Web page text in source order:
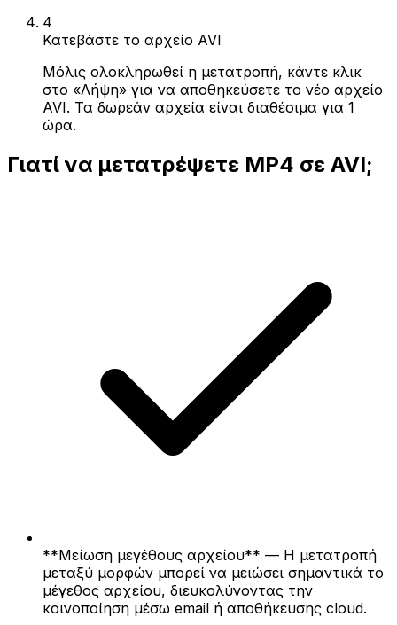
4
Κατεβάστε το αρχείο AVI
Μόλις ολοκληρωθεί η μετατροπή, κάντε κλικ
στο «Λήψη» για να αποθηκεύσετε το νέο αρχείο
AVI. Τα δωρεάν αρχεία είναι διαθέσιμα για 1
ώρα.
Γιατί να μετατρέψετε MP4 σε AVI;
**Μείωση μεγέθους αρχείου** — Η μετατροπή
μεταξύ μορφών μπορεί να μειώσει σημαντικά το
μέγεθος αρχείου, διευκολύνοντας την
κοινοποίηση μέσω email ή αποθήκευσης cloud.